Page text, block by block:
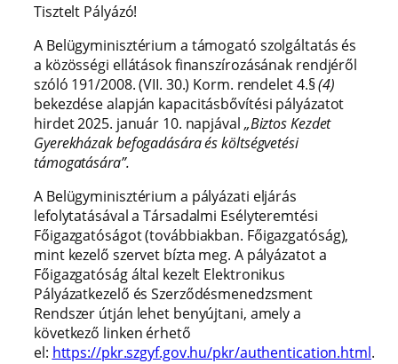
Tisztelt Pályázó!
A Belügyminisztérium a támogató szolgáltatás és
a közösségi ellátások finanszírozásának rendjéről
szóló 191/2008. (VII. 30.) Korm. rendelet 4.§(4)
bekezdése alapján kapacitásbővítési pályázatot
hirdet 2025. január 10. napjával „Biztos Kezdet
Gyerekházak befogadására és költségvetési
támogatására”.
A Belügyminisztérium a pályázati eljárás
lefolytatásával a Társadalmi Esélyteremtési
Főigazgatóságot (továbbiakban. Főigazgatóság),
mint kezelő szervet bízta meg. A pályázatot a
Főigazgatóság által kezelt Elektronikus
Pályázatkezelő és Szerződésmenedzsment
Rendszer útján lehet benyújtani, amely a
következő linken érhető
el: https://pkr.szgyf.gov.hu/pkr/authentication.html.